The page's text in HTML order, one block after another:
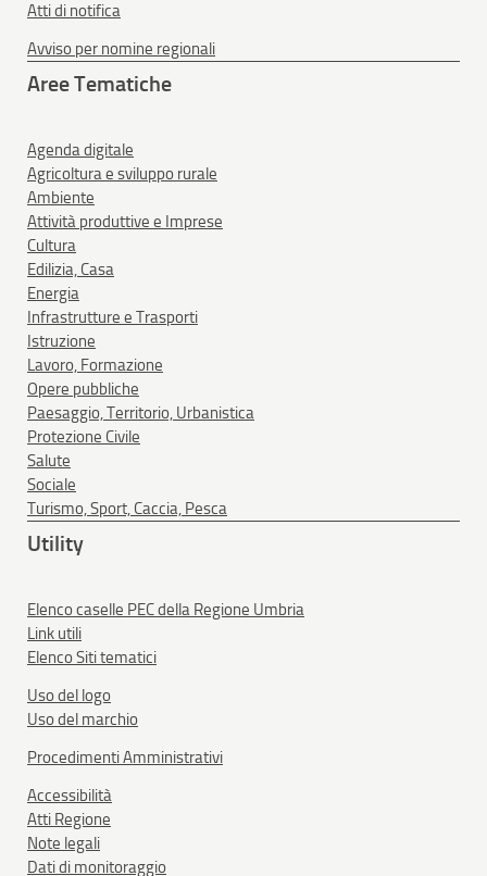
Atti di notifica
Avviso per nomine regionali
Aree Tematiche
Agenda digitale
Agricoltura e sviluppo rurale
Ambiente
Attività produttive e Imprese
Cultura
Edilizia, Casa
Energia
Infrastrutture e Trasporti
Istruzione
Lavoro, Formazione
Opere pubbliche
Paesaggio, Territorio, Urbanistica
Protezione Civile
Salute
Sociale
Turismo, Sport, Caccia, Pesca
Utility
Elenco caselle PEC della Regione Umbria
Link utili
Elenco Siti tematici
Uso del logo
Uso del marchio
Procedimenti Amministrativi
Accessibilità
Atti Regione
Note legali
Dati di monitoraggio